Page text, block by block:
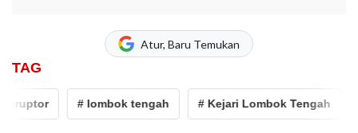
Atur, Baru Temukan
TAG
# lombok tengah # Kejari Lombok Tengah